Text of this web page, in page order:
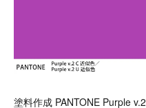
塗料作成 PANTONE Purple v.2